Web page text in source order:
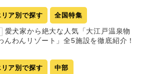
リア別で探す 全国特集
愛犬家から絶大な人気「大江戸温泉物
んわんリゾート」全5施設を徹底紹介！
リア別で探す 中部